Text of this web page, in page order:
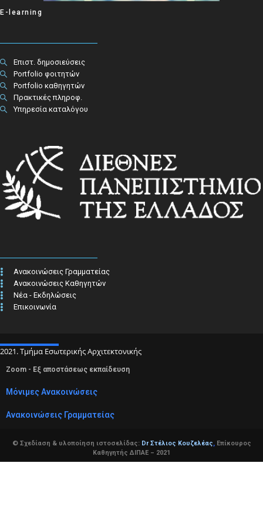
E-learning
Επιστ. δημοσιεύσεις
Portfolio φοιτητών
Portfolio καθηγητών
Πρακτικές πληροφ.​
Υπηρεσία καταλόγου
Ανακοινώσεις Γραμματείας
Ανακοινώσεις Καθηγητών
Νέα - Εκδηλώσεις
Επικοινωνία
2021. Τμήμα Εσωτερικής Αρχιτεκτονικής
Zoom - Εξ αποστάσεως εκπαίδευση
Μόνιμες Ανακοινώσεις
Ανακοινώσεις Γραμματείας
© Σχεδίαση & υλοποίηση ιστοσελίδας: Dr Στέλιος Κουζελέας,Επίκουρος
Καθηγητής ΔΙΠΑΕ – 2021